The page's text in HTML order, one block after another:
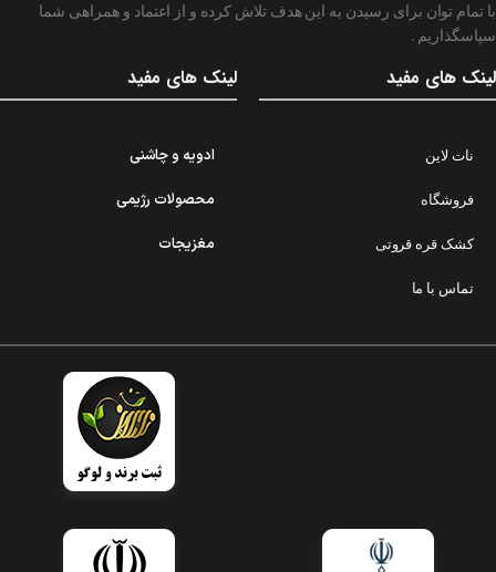
با تمام توان برای رسیدن به این هدف تلاش کرده و از اعتماد و همراهی شما
سپاسگذاریم .
لینک های مفید
نات لاین
فروشگاه
کشک قره قروتی
تماس با ما
لینک های مفید
ادویه و چاشنی
محصولات رژیمی
مغزیجات